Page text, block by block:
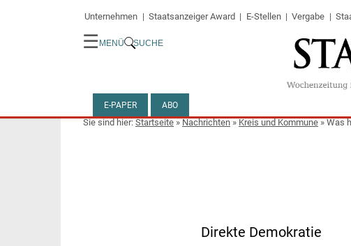
Unternehmen Staatsanzeiger Award E-Stellen Vergabe
☰ MENÜ SUCHE
E-PAPER ABO
Startseite»Nachrichten»Kreis und Kommune»Was
Direkte Demokratie